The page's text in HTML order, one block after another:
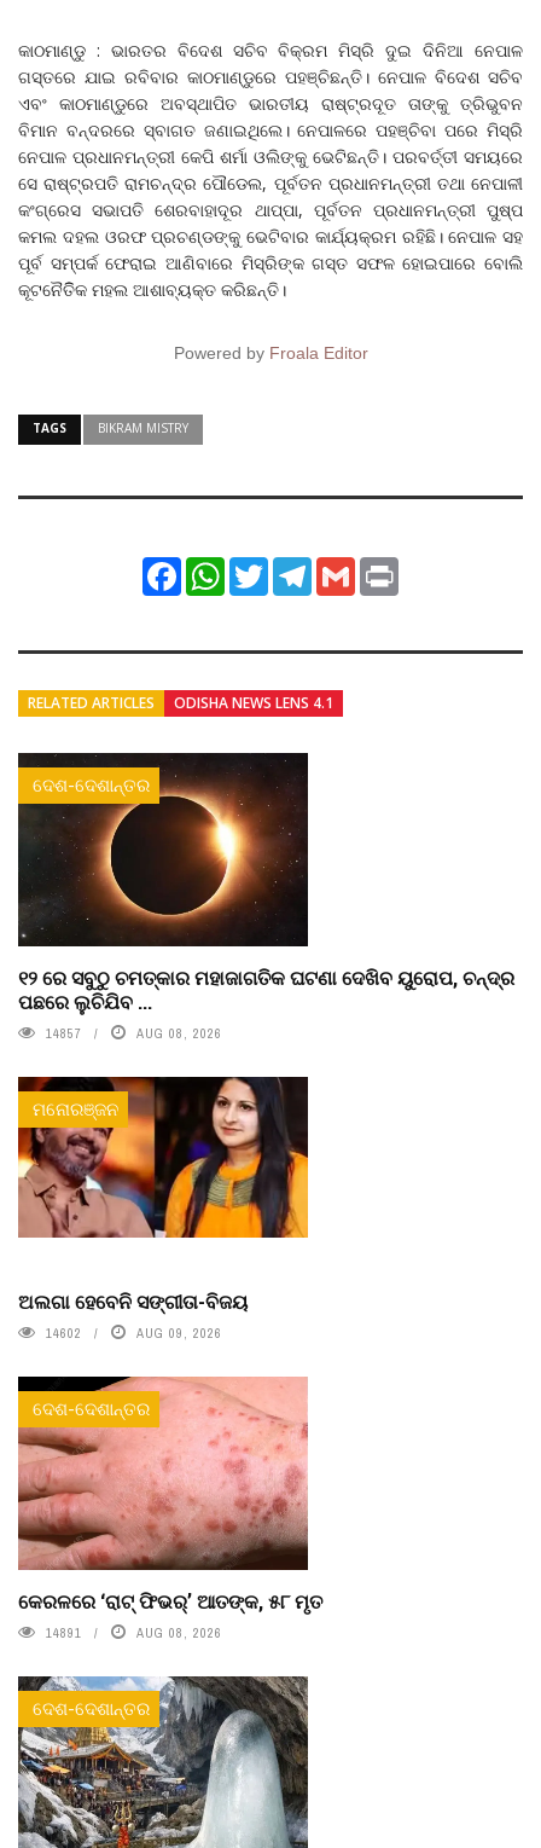
କାଠମାଣ୍ଡୁ : ଭାରତର ବିଦେଶ ସଚିବ ବିକ୍ରମ ମିସ୍ରି ଦୁଇ ଦିନିଆ ନେପାଳ
ଗସ୍ତରେ ଯାଇ ରବିବାର କାଠମାଣ୍ଡୁରେ ପହଞ୍ଚିଛନ୍ତି। ନେପାଳ ବିଦେଶ ସଚିବ
ଏବଂ କାଠମାଣ୍ଡୁରେ ଅବସ୍ଥାପିତ ଭାରତୀୟ ରାଷ୍ଟ୍ରଦୂତ ତାଙ୍କୁ ତ୍ରିଭୁବନ
ବିମାନ ବନ୍ଦରରେ ସ୍ବାଗତ ଜଣାଇଥିଲେ। ନେପାଳରେ ପହଞ୍ଚିବା ପରେ ମିସ୍ରି
ନେପାଳ ପ୍ରଧାନମନ୍ତ୍ରୀ କେପି ଶର୍ମା ଓଲିଙ୍କୁ ଭେଟିଛନ୍ତି। ପରବର୍ତ୍ତୀ ସମୟରେ
ସେ ରାଷ୍ଟ୍ରପତି ରାମଚନ୍ଦ୍ର ପୌଡେଲ, ପୂର୍ବତନ ପ୍ରଧାନମନ୍ତ୍ରୀ ତଥା ନେପାଳୀ
କଂଗ୍ରେସ ସଭାପତି ଶେରବାହାଦୂର ଥାପ୍ପା, ପୂର୍ବତନ ପ୍ରଧାନମନ୍ତ୍ରୀ ପୁଷ୍ପ
କମଲ ଦହଲ ଓରଫ ପ୍ରଚଣ୍ଡଙ୍କୁ ଭେଟିବାର କାର୍ଯ୍ୟକ୍ରମ ରହିଛି। ନେପାଳ ସହ
ପୂର୍ବ ସମ୍ପର୍କ ଫେରାଇ ଆଣିବାରେ ମିସ୍ରିଙ୍କ ଗସ୍ତ ସଫଳ ହୋଇପାରେ ବୋଲି
କୂଟନୈତିିକ ମହଲ ଆଶାବ୍ୟକ୍ତ କରିଛନ୍ତି।
Powered by Froala Editor
TAGS BIKRAM MISTRY
FacebookWhatsApp
TwitterTelegram
Gmail
RELATED ARTICLES ODISHA NEWS LENS 4.1
ଦେଶ-ଦେଶାନ୍ତର
୧୨ ରେ ସବୁଠୁ ଚମତ୍କାର ମହାଜାଗତିକ ଘଟଣା ଦେଖିବ ୟୁରୋପ, ଚନ୍ଦ୍ର
ପଛରେ ଲୁଚିଯିବ ...
14857 AUG 08, 2026
ମନୋରଞ୍ଜନ
ଅଲଗା ହେବେନି ସଙ୍ଗୀତା-ବିଜୟ
14602 AUG 09, 2026
ଦେଶ-ଦେଶାନ୍ତର
କେରଳରେ ‘ରାଟ୍ ଫିଭର୍’ ଆତଙ୍କ, ୫୮ ମୃତ
14891 AUG 08, 2026
ଦେଶ-ଦେଶାନ୍ତର